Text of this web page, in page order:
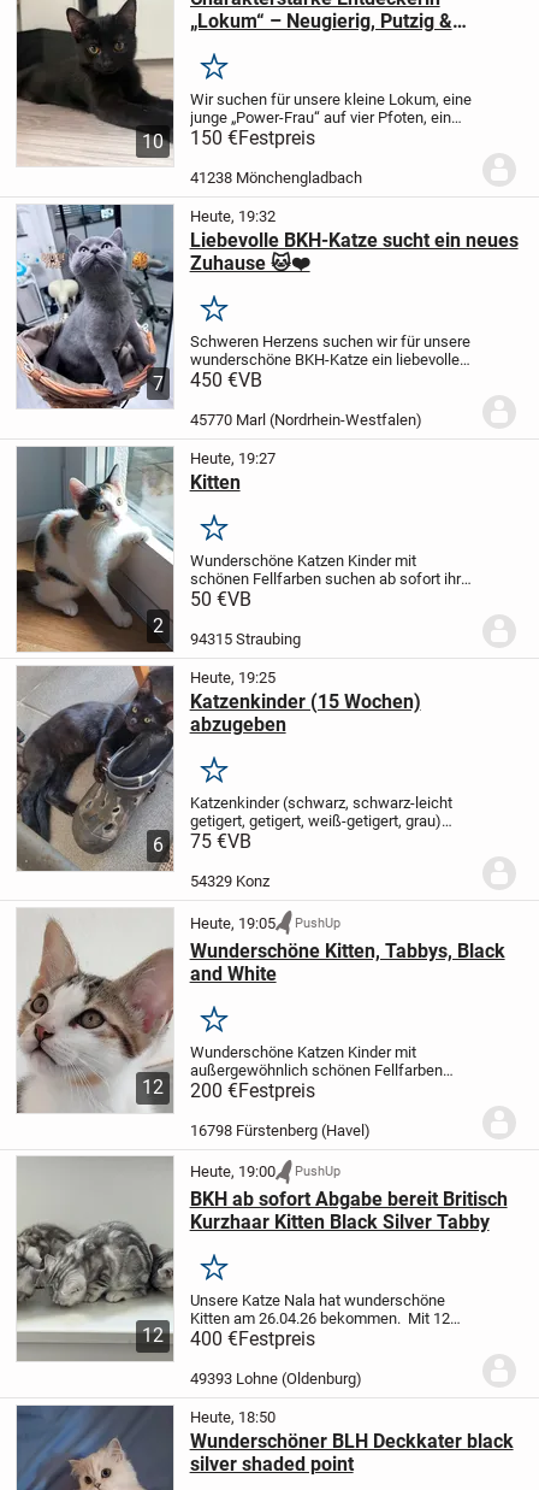
10
„Lokum“ – Neugierig, Putzig &
Merken
Wir suchen für unsere kleine Lokum, eine
junge „Power-Frau“ auf vier Pfoten, ein
verantwortungsbewusstes Zuhause auf
Lebenszeit! ❤️
Lokum • Geschlecht: Weiblich
150 €Festpreis
41238 Mönchengladbach
7
Heute, 19:32
Liebevolle BKH-Katze sucht ein neues
Zuhause 🐱❤️
Merken
Schweren Herzens suchen wir für unsere
wunderschöne BKH-Katze ein liebevolles
neues Zuhause. Sie wird am 10. nächsten
ein ruhiges und ausgeglichenes Wesen,...
450 €VB
45770 Marl (Nordrhein-Westfalen)
2
Heute, 19:27
Kitten
Merken
Wunderschöne Katzen Kinder mit
schönen Fellfarben suchen ab sofort ihr
neues liebevolles zu Hause. Beide sind
menschliche Nähe. Die Katzenmama
50 €VB
94315 Straubing
6
Heute, 19:25
Katzenkinder (15 Wochen)
abzugeben
Merken
Katzenkinder (schwarz, schwarz-leicht
getigert, getigert, weiß-getigert, grau)
abzugeben.
Gesundheit durch Tierklinik kontrolliert
75 €VB
54329 Konz
12
Heute, 19:05 PushUp
Wunderschöne Kitten, Tabbys, Black
and White
Merken
Wunderschöne Katzen Kinder mit
außergewöhnlich schönen Fellfarben
suchen ab sofort ihr neues zu Hause. Da
sie im Haushalt sozialisiert wurden, sind
sie allesamt stubenrein, neugierig und
lieben die...
200 €Festpreis
16798 Fürstenberg (Havel)
12
Heute, 19:00 PushUp
BKH ab sofort Abgabe bereit Britisch
Kurzhaar Kitten Black Silver Tabby
Merken
Unsere Katze Nala hat wunderschöne
Kitten am 26.04.26 bekommen. Mit 12
Wochen, ab dem 26.07.26 können die
Kleinen in ihr neues Zuhause
ist noch frei2 Junges sind noch frei
400 €Festpreis
49393 Lohne (Oldenburg)
Heute, 18:50
Wunderschöner BLH Deckkater black
silver shaded point